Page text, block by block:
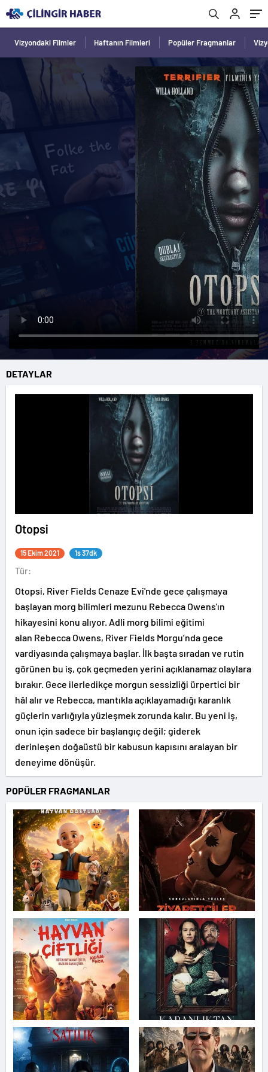
Vizyondaki Filmler Haftanın Filmleri Popüler Fragmanlar
DETAYLAR
Otopsi
15 Ekim 2021 1s 37dk
Tür:
Otopsi, River Fields Cenaze Evi'nde gece çalışmaya
başlayan morg bilimleri mezunu Rebecca Owens'ın
hikayesini konu alıyor. Adli morg bilimi eğitimi
alan Rebecca Owens, River Fields Morgu’nda gece
vardiyasında çalışmaya başlar. İlk başta sıradan ve rutin
görünen bu iş, çok geçmeden yerini açıklanamaz olaylara
bırakır. Gece ilerledikçe morgun sessizliği ürpertici bir
hâl alır ve Rebecca, mantıkla açıklayamadığı karanlık
güçlerin varlığıyla yüzleşmek zorunda kalır. Bu yeni iş,
onun için sadece bir başlangıç değil; giderek
derinleşen doğaüstü bir kabusun kapısını aralayan bir
deneyime dönüşür.
POPÜLER FRAGMANLAR